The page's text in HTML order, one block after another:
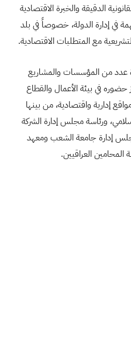
الدقيقة والخبرة الاقتصادية
في إدارة الدولة، خصوصاً في بلد
مع المتطلبات الاقتصادية.
عدد من المؤسسات والمشاريع
حضوره في بيئة الأعمال والقطاع
إدارية واقتصادية، من بينها
ورئاسة مجلس إدارة الشركة
إدارة جامعة الشعب ومعهد
العراقيين.